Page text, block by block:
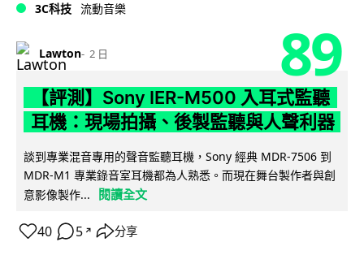
3C科技 流動音樂
Lawton 2 日 89
【評測】Sony IER-M500 入耳式監聽
耳機：現場拍攝、後製監聽與人聲利器
談到專業混音專用的聲音監聽耳機，Sony 經典 MDR-7506 到
MDR-M1 專業錄音室耳機都為人熟悉。而現在舞台製作者與創
意影像製作...
閱讀全文
40 5 ↗ 分享